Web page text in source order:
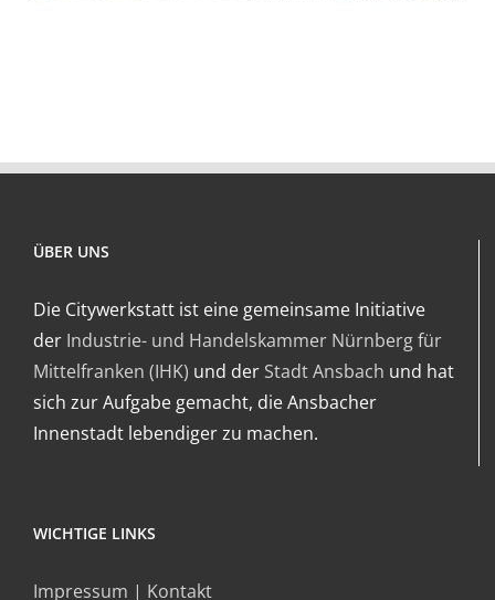
ÜBER UNS
Die Citywerkstatt ist eine gemeinsame Initiative
der Industrie- und Handelskammer Nürnberg für
Mittelfranken (IHK) und der Stadt Ansbach und hat
sich zur Aufgabe gemacht, die Ansbacher
Innenstadt lebendiger zu machen.
WICHTIGE LINKS
Impressum | Kontakt